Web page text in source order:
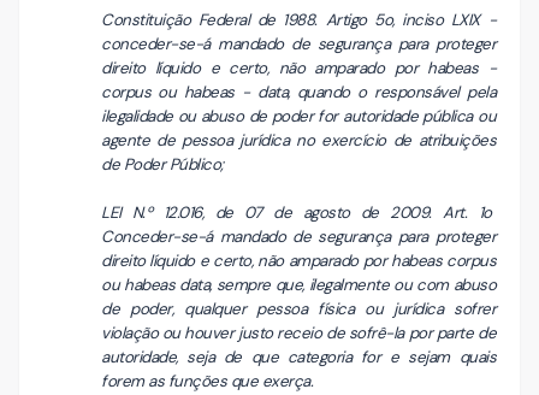
Constituição Federal de 1988. Artigo 5o, inciso LXIX -
conceder-se-á mandado de segurança para proteger
direito líquido e certo, não amparado por habeas -
corpus ou habeas - data, quando o responsável pela
ilegalidade ou abuso de poder for autoridade pública ou
agente de pessoa jurídica no exercício de atribuições
de Poder Público;
LEI N.º 12.016, de 07 de agosto de 2009. Art. 1o
Conceder-se-á mandado de segurança para proteger
direito líquido e certo, não amparado por habeas corpus
ou habeas data, sempre que, ilegalmente ou com abuso
de poder, qualquer pessoa física ou jurídica sofrer
violação ou houver justo receio de sofrê-la por parte de
autoridade, seja de que categoria for e sejam quais
forem as funções que exerça.